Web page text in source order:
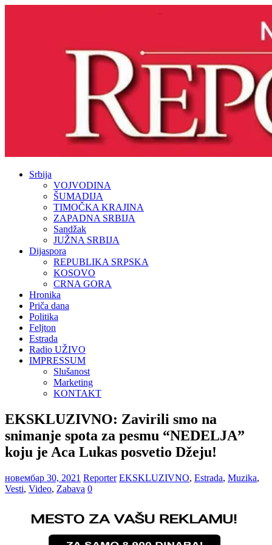
Srbija
VOJVODINA
ŠUMADIJA
TIMOČKA KRAJINA
ZAPADNA SRBIJA
Sandžak
JUŽNA SRBIJA
Dijaspora
REPUBLIKA SRPSKA
KOSOVO
CRNA GORA
Hronika
Priča dana
Politika
Feljton
Estrada
Radio UŽIVO
IMPRESSUM
Slušanost
Marketing
KONTAKT
EKSKLUZIVNO: Zavirili smo na
snimanje spota za pesmu “NEDELJA”
koju je Aca Lukas posvetio Džeju!
новембар 30, 2021 Reporter EKSKLUZIVNO, Estrada, Muzika,
Vesti, Video, Zabava 0